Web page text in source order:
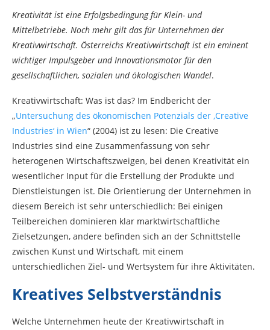
Kreativität ist eine Erfolgsbedingung für Klein- und
Mittelbetriebe. Noch mehr gilt das für Unternehmen der
Kreativwirtschaft. Österreichs Kreativwirtschaft ist ein eminent
wichtiger Impulsgeber und Innovationsmotor für den
gesellschaftlichen, sozialen und ökologischen Wandel.
Kreativwirtschaft: Was ist das? Im Endbericht der
„Untersuchung des ökonomischen Potenzials der ‚Creative
Industries‘ in Wien“ (2004) ist zu lesen: Die Creative
Industries sind eine Zusammenfassung von sehr
heterogenen Wirtschaftszweigen, bei denen Kreativität ein
wesentlicher Input für die Erstellung der Produkte und
Dienstleistungen ist. Die Orientierung der Unternehmen in
diesem Bereich ist sehr unterschiedlich: Bei einigen
Teilbereichen dominieren klar marktwirtschaftliche
Zielsetzungen, andere befinden sich an der Schnittstelle
zwischen Kunst und Wirtschaft, mit einem
unterschiedlichen Ziel- und Wertsystem für ihre Aktivitäten.
Kreatives Selbstverständnis
Welche Unternehmen heute der Kreativwirtschaft in